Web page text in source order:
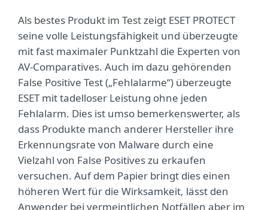
Als bestes Produkt im Test zeigt ESET PROTECT
seine volle Leistungsfähigkeit und überzeugte
mit fast maximaler Punktzahl die Experten von
AV-Comparatives. Auch im dazu gehörenden
False Positive Test („Fehlalarme“) überzeugte
ESET mit tadelloser Leistung ohne jeden
Fehlalarm. Dies ist umso bemerkenswerter, als
dass Produkte manch anderer Hersteller ihre
Erkennungsrate von Malware durch eine
Vielzahl von False Positives zu erkaufen
versuchen. Auf dem Papier bringt dies einen
höheren Wert für die Wirksamkeit, lässt den
Anwender bei vermeintlichen Notfällen aber im